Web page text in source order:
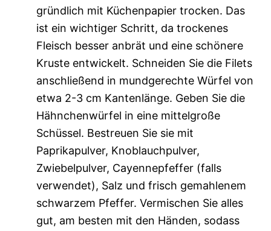
gründlich mit Küchenpapier trocken. Das
ist ein wichtiger Schritt, da trockenes
Fleisch besser anbrät und eine schönere
Kruste entwickelt. Schneiden Sie die Filets
anschließend in mundgerechte Würfel von
etwa 2-3 cm Kantenlänge. Geben Sie die
Hähnchenwürfel in eine mittelgroße
Schüssel. Bestreuen Sie sie mit
Paprikapulver, Knoblauchpulver,
Zwiebelpulver, Cayennepfeffer (falls
verwendet), Salz und frisch gemahlenem
schwarzem Pfeffer. Vermischen Sie alles
gut, am besten mit den Händen, sodass